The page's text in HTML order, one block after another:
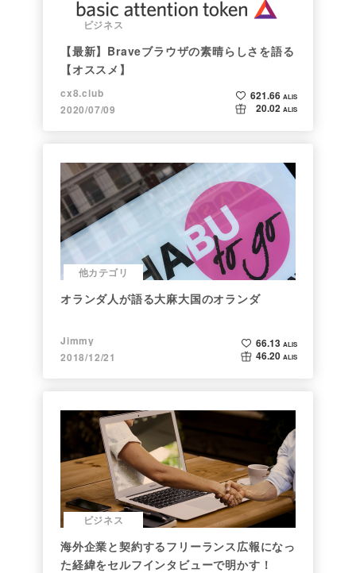
ビジネス
【最新】Braveブラウザの素晴らしさを語る
【オススメ】
cx8.club
2020/07/09
621.66 ALIS
20.02 ALIS
他カテゴリ
オランダ人が語る大麻大国のオランダ
Jimmy
2018/12/21
66.13 ALIS
46.20 ALIS
ビジネス
海外企業と契約するフリーランス広報になっ
た経緯をセルフインタビューで明かす！